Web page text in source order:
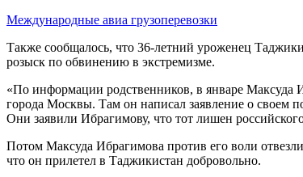
Международные авиа грузоперевозки
Также сообщалось, что 36-летний уроженец
розыск по обвинению в экстремизме.
«По информации родственников, в январе Максуда
города Москвы. Там он написал заявление о своем
Они заявили Ибрагимову, что тот лишен
Потом Максуда Ибрагимова против его воли
что он прилетел в Таджикистан добровольно.